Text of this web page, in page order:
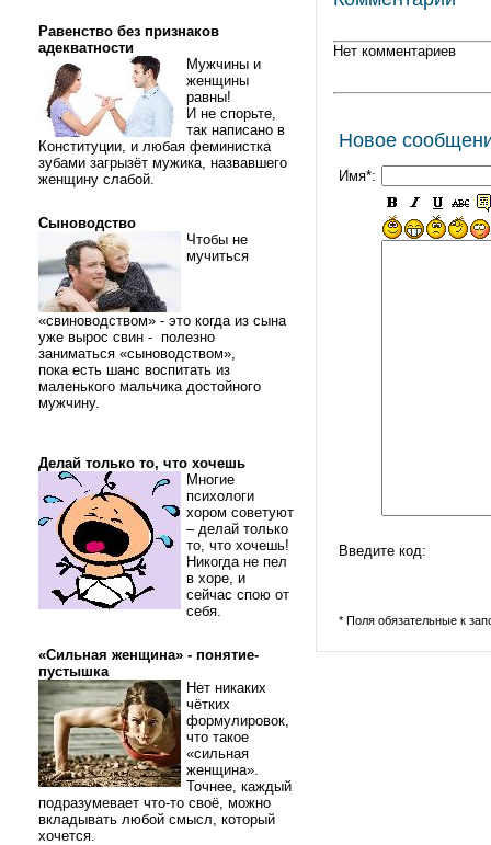
Равенство без признаков
адекватности
Мужчины и
женщины
равны!
И не спорьте,
так написано в
Конституции, и любая феминистка
зубами загрызёт мужика, назвавшего
женщину слабой.
Сыноводство
Чтобы не
мучиться
«свиноводством» - это когда из сына
уже вырос свин - полезно
заниматься «сыноводством»,
пока есть шанс воспитать из
маленького мальчика достойного
мужчину.
Делай только то, что хочешь
Многие
психологи
хором советуют
– делай только
то, что хочешь!
Никогда не пел
в хоре, и
сейчас спою от
себя.
«Сильная женщина» - понятие-
пустышка
Нет никаких
чётких
формулировок,
что такое
«сильная
женщина».
Точнее, каждый
подразумевает что-то своё, можно
вкладывать любой смысл, который
хочется.
Нет комментариев
Новое
Имя*:
Введите код:
* Поля обязательные к